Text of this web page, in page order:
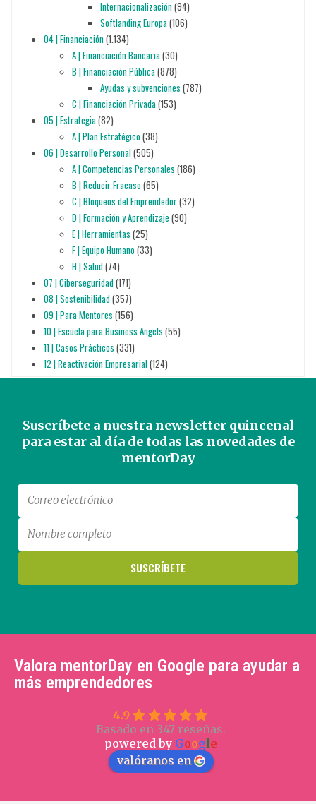
Internacionalización(94)
Softlanding Europa(106)
04 | Financiación(1.134)
A | Financiación Bancaria(30)
B | Financiación Pública(878)
Ayudas y subvenciones (787)
C | Financiación Privada(153)
05 | Estrategia(82)
A | Plan Estratégico(38)
06 | Desarrollo Personal(505)
A | Competencias Personales (186)
B | Reducir Fracaso(65)
C | Bloqueos del Emprendedor(32)
D | Formación y Aprendizaje (90)
E | Herramientas (25)
F | Equipo Humano(33)
H | Salud(74)
07 | Ciberseguridad(171)
08 | Sostenibilidad(357)
09 | Para Mentores (156)
10 | Escuela para Business Angels (55)
11 | Casos Prácticos (331)
12 | Reactivación Empresarial(124)
Suscríbete a nuestra newsletter quincenal
para estar al día de todas las novedades de
mentorDay
Valora mentorDay en Google para ayudar a
más emprendedores
4.9
Basado en 347 reseñas.
powered by Google
valóranos en